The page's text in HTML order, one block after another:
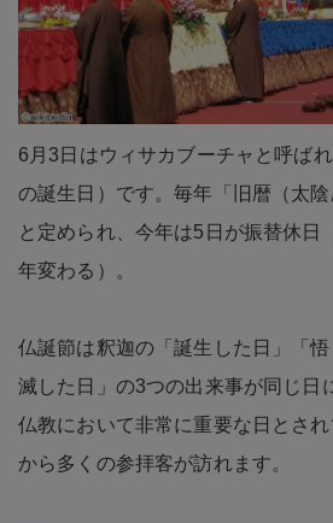
6月3日はウィサカブーチャと呼ば
の誕生日）です。毎年「旧暦（太陰
と定められ、今年は5日が振替休日
年変わる）。
仏誕節は釈迦の「誕生した日」「
滅した日」の3つの出来事が同じ日
仏教において非常に重要な日とさ
から多くの参拝客が訪れます。